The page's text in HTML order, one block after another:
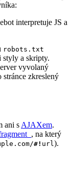
interpretuje JS a
robots.txt
styly a skripty.
vyvolaný
stránce zkreslený
ani s AJAXem.
, na který
#! url).